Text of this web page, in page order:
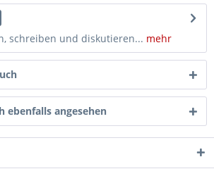
schreiben und diskutieren... mehr
ebenfalls angesehen